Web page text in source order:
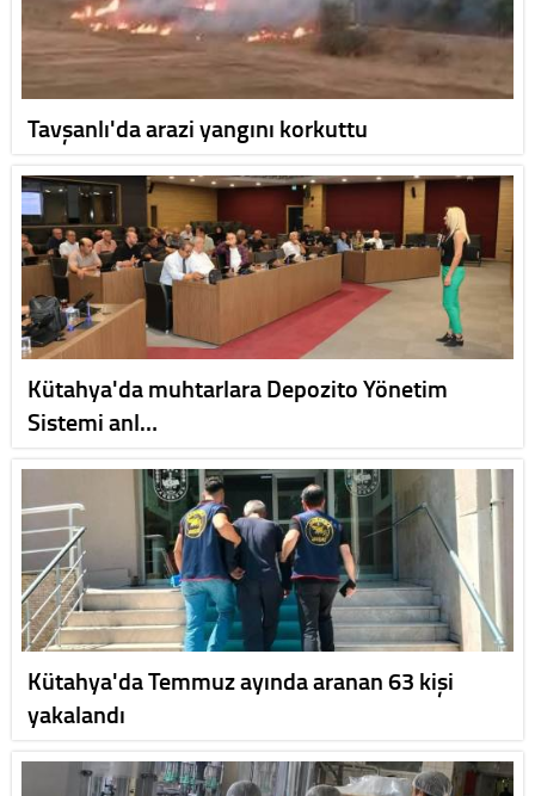
Tavşanlı'da arazi yangını korkuttu
Kütahya'da muhtarlara Depozito Yönetim
Sistemi anl…
Kütahya'da Temmuz ayında aranan 63 kişi
yakalandı